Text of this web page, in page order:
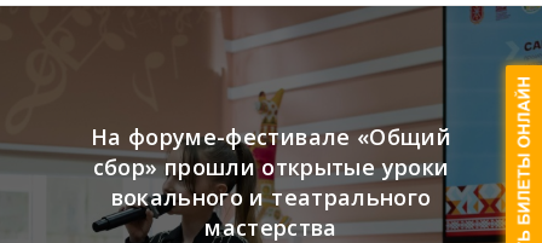
На форуме-фестивале «Общий
сбор» прошли открытые уроки
вокального и театрального
мастерства